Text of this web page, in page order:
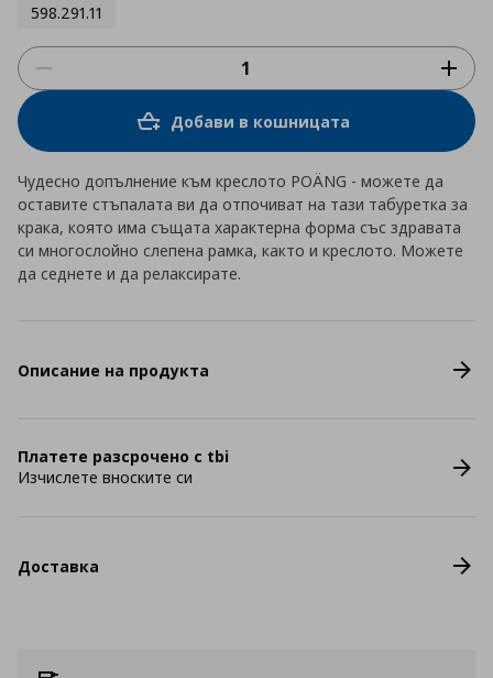
598.291.11
Добави в кошницата
Чудесно допълнение към креслото POÄNG - можете да
оставите стъпалата ви да отпочиват на тази табуретка за
крака, която има същата характерна форма със здравата
си многослойно слепена рамка, както и креслото. Можете
да седнете и да релаксирате.
Описание на продукта
Платете разсрочено с tbi
Изчислете вноските си
Доставка